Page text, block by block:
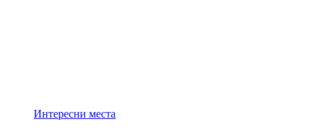
Интересни места